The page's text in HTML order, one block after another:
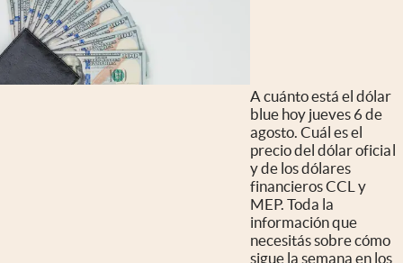
A cuánto está el dólar
blue hoy jueves 6 de
agosto. Cuál es el
precio del dólar oficial
y de los dólares
financieros CCL y
MEP. Toda la
información que
necesitás sobre cómo
sigue la semana en los